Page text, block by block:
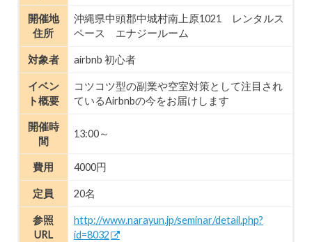
開催地
住所
沖縄県中頭郡中城村南上原1021 レンタルス
ペース エナジールーム
対象者 airbnb 初心者
イベン
ト概要
コツコツ型の副業や空室対策として注目され
ているAirbnbの今をお届けします
開催時
間
13:00～
費用 4000円
定員 20名
参照
URL
http://www.narayun.jp/seminar/detail.php?
id=8032